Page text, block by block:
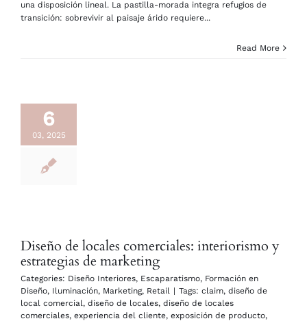
una disposición lineal. La pastilla-morada integra refugios de
transición: sobrevivir al paisaje árido requiere...
Read More
6
03, 2025
Diseño de locales comerciales: interiorismo y
estrategias de marketing
Categories: Diseño Interiores, Escaparatismo, Formación en
Diseño, Iluminación, Marketing, Retail | Tags: claim, diseño de
local comercial , diseño de locales, diseño de locales
comerciales, experiencia del cliente, exposición de producto,